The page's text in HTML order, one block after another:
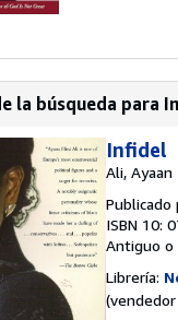
la búsqueda para
Infidel
Ali, Ayaan
Publicado
ISBN 10:
Antiguo o
Librería: